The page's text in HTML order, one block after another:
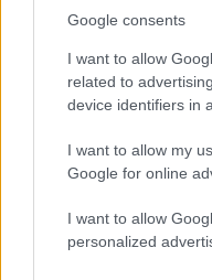
Google consents
I want to allow
related to
device identifiers in
I want to allow my
Google for online
I want to allow
personalized
Πολιτική Απορρήτου&